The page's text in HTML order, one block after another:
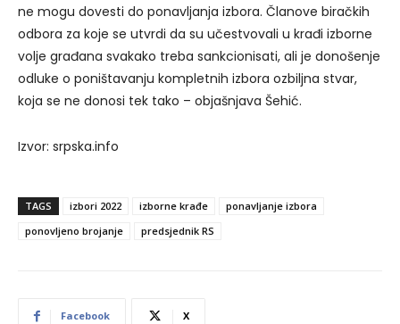
ne mogu dovesti do ponavljanja izbora. Članove biračkih
odbora za koje se utvrdi da su učestvovali u krađi izborne
volje građana svakako treba sankcionisati, ali je donošenje
odluke o poništavanju kompletnih izbora ozbiljna stvar,
koja se ne donosi tek tako – objašnjava Šehić.
Izvor: srpska.info
TAGS izbori 2022 izborne krađe
ponavljanje izbora
ponovljeno brojanje
predsjednik RS
Facebook X